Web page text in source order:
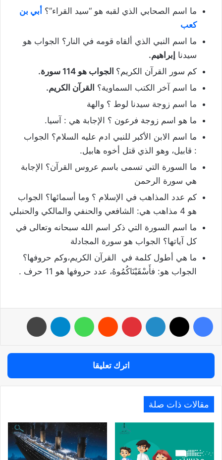
ما اسم الصحابي الذي لقبه هو “سيد القراء”؟ أبي بن
كعب
ما اسم النبي الذي ألقاه قومه في النار؟ الجواب هو
سيدنا إبراهيم.
كم سور القرآن الكريم؟ الجواب هو 114 سورة.
ما اسم آخر الكتب السماوية؟ القرآن الكريم.
ما اسم زوجة سيدنا لوط ؟ والهة
ما هو اسم زوجة فرعون ؟ الإجابة هي : آسيا.
ما اسم الابن الأكبر للنبي ادم عليه السلام؟ الجواب
: قابيل، وهو الذي قتل أخوه هابيل.
ما السورة التي تسمى باسم عروس القرآن؟
الإجابة
هي سورة الرحمن
كم عدد المذاهب في الإسلام ؟ وما أسمائها؟ الجواب
هو 4 مذاهب هي: الشافعي والحنفي والمالكي والحنبلي
ما اسم السورة التي ذكر اسم الله سبحانه وتعالى في
كل آياتها؟ الجواب هو سورة المجادلة
ما هي أطول كلمة في
القرآن الكريم،وكم حروفها؟
الجواب هو: فأَسْقَيْنَاكُمُوهُ، عدد حروفها هو 11 حرف .
فيسبوك لينكدإن بينتيريست واتساب تيلقرام
اترك تعليقا
مقالات ذات صلة